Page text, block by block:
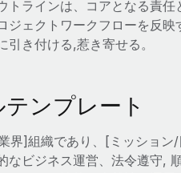
トラインは、コアとなる責
ジェクトワークフローを反
き付ける,惹き寄せる。
ンプレート
界]組織であり、[ミッショ
なビジネス運営、法令遵守,